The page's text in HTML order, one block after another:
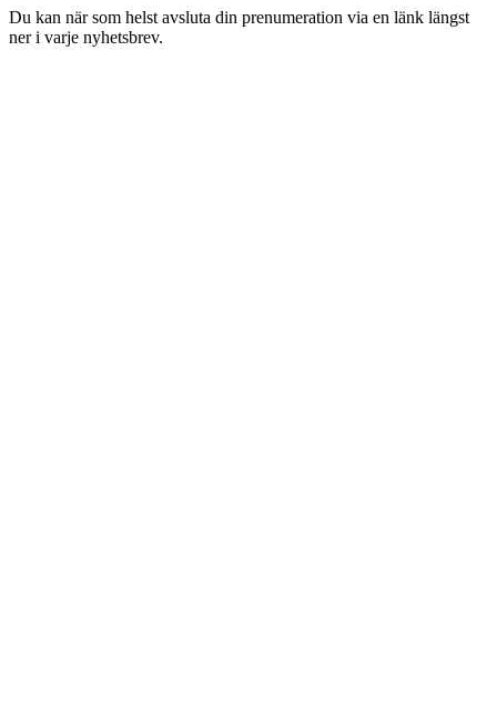
Du kan när som helst avsluta din prenumeration via en länk längst
ner i varje nyhetsbrev.